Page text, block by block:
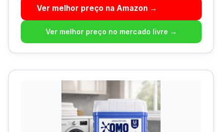
Ver melhor preço na Amazon →
Ver melhor preço no mercado livre →